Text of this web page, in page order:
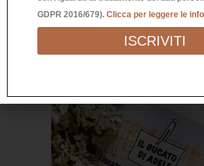
GDPR 2016/679). Clicca per leggere le
ISCRIVITI